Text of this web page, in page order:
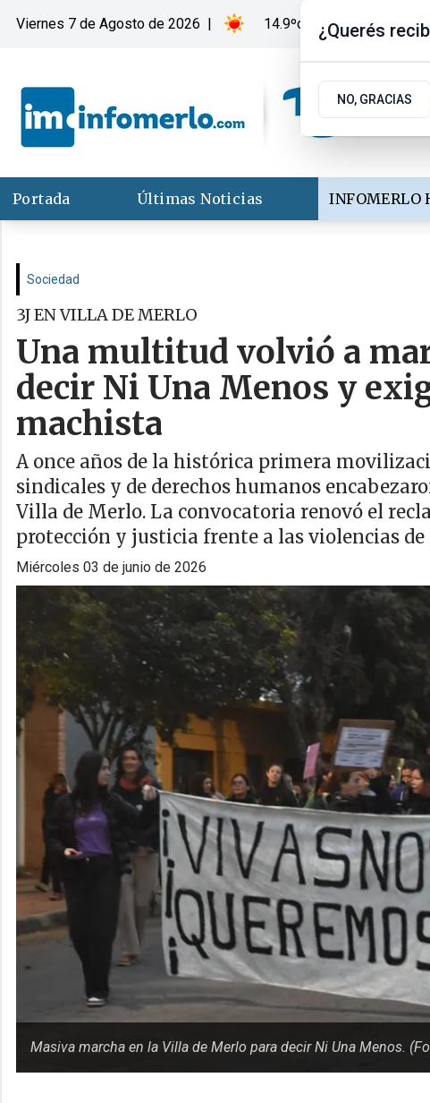
Viernes 7 de Agosto de 2026 | 14.9ºc | Merlo, San Luis
Portada Últimas Noticias INFOMERLO
Sociedad
3J EN VILLA DE MERLO
Una multitud volvió a
decir Ni Una Menos y
machista
A once años de la histórica primera
sindicales y de derechos humanos
Villa de Merlo. La convocatoria renovó el
protección y justicia frente a las violencias de
miércoles 03 de junio de 2026
Masiva marcha en la Villa de Merlo para decir Ni Una Menos.
¿Querés
NO, GRACIAS